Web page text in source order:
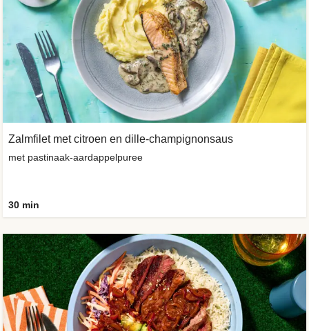
Zalmfilet met citroen en dille-champignonsaus
met pastinaak-aardappelpuree
30 min